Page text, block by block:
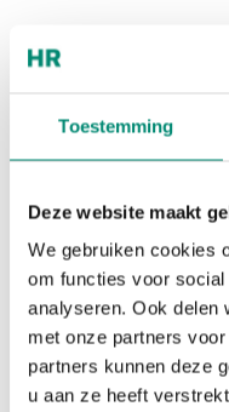
Toestemming
Deze website maakt
We gebruiken cookies
om functies voor
analyseren. Ook delen
met onze partners
partners kunnen deze
u aan ze heeft